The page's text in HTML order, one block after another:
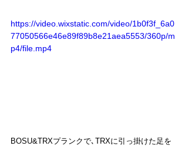
https://video.wixstatic.com/video/1b0f3f_6a0
77050566e46e89f89b8e21aea5553/360p/m
p4/file.mp4
BOSU&TRXプランクで､TRXに引っ掛けた足を